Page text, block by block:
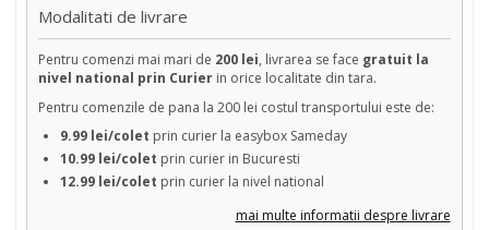
Modalitati de livrare
Pentru comenzi mai mari de 200 lei, livrarea se face gratuit la
nivel national prin Curier in orice localitate din tara.
Pentru comenzile de pana la 200 lei costul transportului este de:
9.99 lei/colet prin curier la easybox Sameday
10.99 lei/colet prin curier in Bucuresti
12.99 lei/colet prin curier la nivel national
mai multe informatii despre livrare